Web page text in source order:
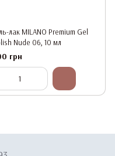
лак MILANO Premium Gel
Nude 06, 10 мл
грн